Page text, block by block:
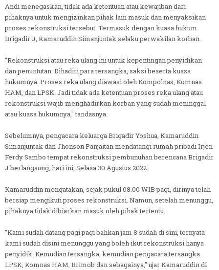
Andi menegaskan, tidak ada ketentuan atau kewajiban dari
pihaknya untuk mengizinkan pihak lain masuk dan menyaksikan
proses rekonstruksi tersebut. Termasuk dengan kuasa hukum
Brigadir J, Kamaruddin Simanjuntak selaku perwakilan korban.
"Rekonstruksi atau reka ulang ini untuk kepentingan penyidikan
dan penuntutan. Dihadiri para tersangka, saksi beserta kuasa
hukumnya. Proses reka ulang diawasi oleh Kompolnas, Komnas
HAM, dan LPSK. Jadi tidak ada ketentuan proses reka ulang atau
rekonstruksi wajib menghadirkan korban yang sudah meninggal
atau kuasa hukumnya," tandasnya.
Sebelumnya, pengacara keluarga Brigadir Yoshua, Kamaruddin
Simanjuntak dan Jhonson Panjaitan mendatangi rumah pribadi Irjen
Ferdy Sambo tempat rekonstruksi pembunuhan berencana Brigadir
J berlangsung, hari ini, Selasa 30 Agustus 2022.
Kamaruddin mengatakan, sejak pukul 08.00 WIB pagi, dirinya telah
bersiap mengikuti proses rekonstruksi. Namun, setelah menunggu,
pihaknya tidak dibiarkan masuk oleh pihak tertentu.
"Kami sudah datang pagi pagi bahkan jam 8 sudah di sini, ternyata
kami sudah disini menunggu yang boleh ikut rekonstruksi hanya
penyidik. Kemudian tersangka, kemudian pengacara tersangka
LPSK, Komnas HAM, Brimob dan sebagainya," ujar Kamaruddin di